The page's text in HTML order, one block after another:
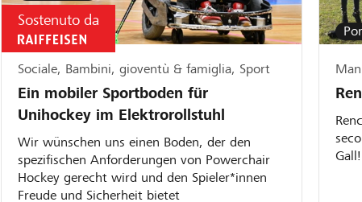
Sostenuto da
Sociale, Bambini, gioventù & famiglia, Sport
Ein mobiler Sportboden für
Unihockey im Elektrorollstuhl
Wir wünschen uns einen Boden, der den
spezifischen Anforderungen von Powerchair
Hockey gerecht wird und den Spieler*innen
Freude und Sicherheit bietet
Gall!